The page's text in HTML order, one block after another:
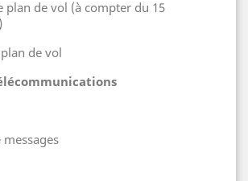
plan de vol (à compter du 15
de vol
messages